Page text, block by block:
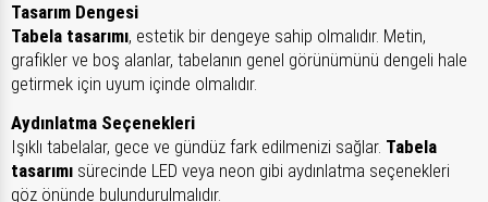
Tasarım Dengesi
Tabela tasarımı, estetik bir dengeye sahip olmalıdır. Metin,
grafikler ve boş alanlar, tabelanın genel görünümünü dengeli hale
getirmek için uyum içinde olmalıdır.
Aydınlatma Seçenekleri
Işıklı tabelalar, gece ve gündüz fark edilmenizi sağlar. Tabela
tasarımı sürecinde LED veya neon gibi aydınlatma seçenekleri
göz önünde bulundurulmalıdır.